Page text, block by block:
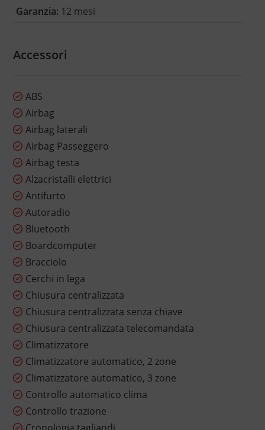
Garanzia: 12 mesi
Accessori
ABS
Airbag
Airbag laterali
Airbag Passeggero
Airbag testa
Alzacristalli elettrici
Antifurto
Autoradio
Bluetooth
Boardcomputer
Bracciolo
Cerchi in lega
Chiusura centralizzata
Chiusura centralizzata senza chiave
Chiusura centralizzata telecomandata
Climatizzatore
Climatizzatore automatico, 2 zone
Climatizzatore automatico, 3 zone
Controllo automatico clima
Controllo trazione